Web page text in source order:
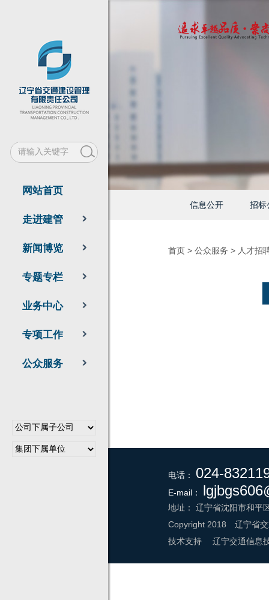
网站首页
走进建管
新闻博览
专题专栏
业务中心
专项工作
公众服务
信息公开 招标
首页 > 公众服务 > 人才招
电话： 024-
E-mail：
地址：
辽宁省沈阳市和平
Copyright 2018
辽宁省
技术支持 辽宁交通信息